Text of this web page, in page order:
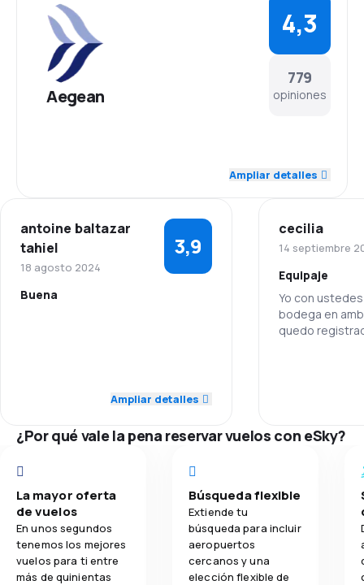
Aegean
779
opiniones
4,3
Red de vuelos 4,4
3,7
4,3
Ampliar detalles
antoine baltazar
tahiel
18 agosto 2024
3,9
Buena
Transporte de equipaje 4,0
Comidas 2,0
Ampliar detalles
cecilia
14 septiembre
Equipaje
Yo con
bodega en
quedo
Red de vuelos
Comodidad
Transporte
¿Por qué vale la pena reservar vuelos con eSky?
La mayor oferta
de vuelos
En unos segundos
tenemos los mejores
vuelos para ti entre
más de quinientas
Búsqueda flexible
Extiende tu
búsqueda para incluir
aeropuertos
cercanos y una
elección flexible de